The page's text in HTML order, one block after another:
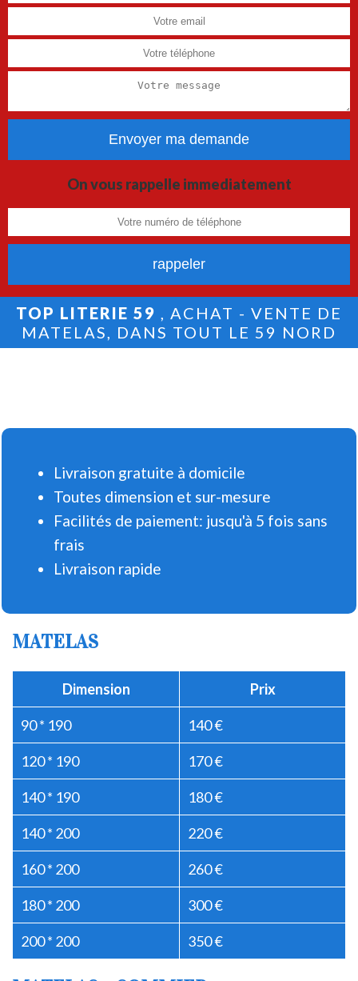
On vous rappelle immediatement
TOP LITERIE 59 , ACHAT - VENTE DE
MATELAS, DANS TOUT LE 59 NORD
Livraison gratuite à domicile
Toutes dimension et sur-mesure
Facilités de paiement: jusqu'à 5 fois sans
frais
Livraison rapide
MATELAS
Dimension Prix
90 * 190 140 €
120 * 190 170 €
140 * 190 180 €
140 * 200 220 €
160 * 200 260 €
180 * 200 300 €
200 * 200 350 €